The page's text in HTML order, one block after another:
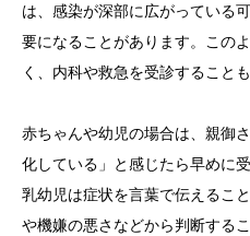
は、感染が深部に広がっている
要になることがあります。この
く、内科や救急を受診すること
赤ちゃんや幼児の場合は、親御
化している」と感じたら早めに
乳幼児は症状を言葉で伝えるこ
や機嫌の悪さなどから判断する